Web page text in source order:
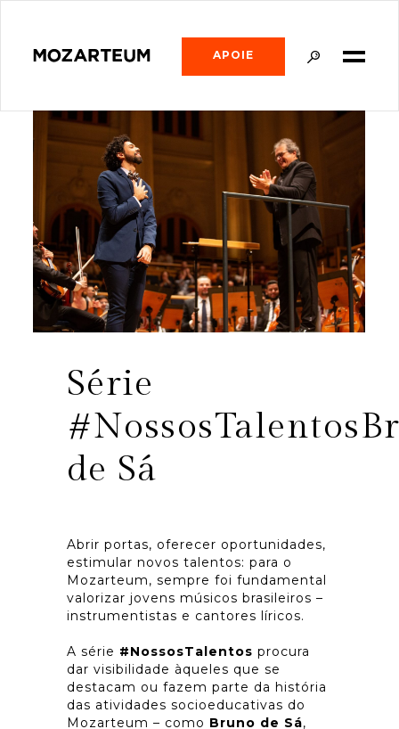
APOIE
Série
de Sá
Abrir portas, oferecer oportunidades,
estimular novos talentos: para o
Mozarteum, sempre foi fundamental
valorizar jovens músicos brasileiros –
instrumentistas e cantores líricos.
A série #NossosTalentos procura
dar visibilidade àqueles que se
destacam ou fazem parte da história
das atividades socioeducativas do
Mozarteum – como Bruno de Sá,